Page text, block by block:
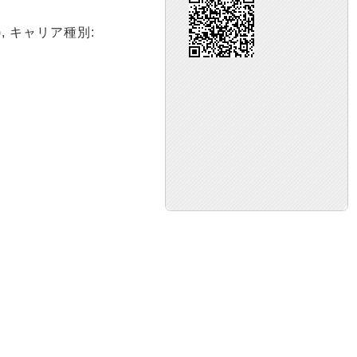
キャリア種別: